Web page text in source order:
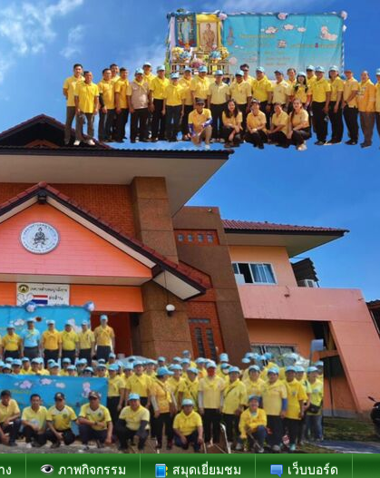
ง ภาพกิจกรรม สมุดเยี่ยมชม เว็บบอร์ด